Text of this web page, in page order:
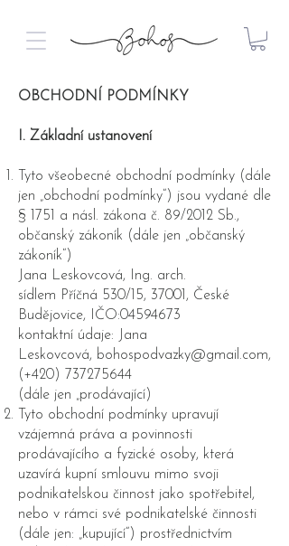
OBCHODNÍ PODMÍNKY
​I. Základní ustanovení
Tyto všeobecné obchodní podmínky (dále
jen „obchodní podmínky“) jsou vydané dle
§ 1751 a násl. zákona č. 89/2012 Sb.,
občanský zákoník (dále jen „občanský
zákoník“)
Jana Leskovcová, Ing. arch.
sídlem Příčná 530/15, 37001, České
Budějovice, IČO:04594673
kontaktní údaje: Jana
Leskovcová, bohospodvazky@gmail.com,
(+420) 737275644
(dále jen „prodávající)
Tyto obchodní podmínky upravují
vzájemná práva a povinnosti
prodávajícího a fyzické osoby, která
uzavírá kupní smlouvu mimo svoji
podnikatelskou činnost jako spotřebitel,
nebo v rámci své podnikatelské činnosti
(dále jen: „kupující“) prostřednictvím